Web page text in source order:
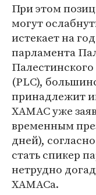
При этом
могут
истекает на
парламента
(PLC),
принадлежит
ХАМАС уже
временным
дней),
стать спикер
нетрудно
ХАМАСа.